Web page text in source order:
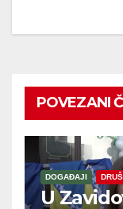
POVEZANI
DOGAĐAJI
U